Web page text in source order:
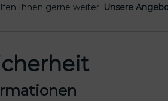
Ihnen gerne weiter. Unsere